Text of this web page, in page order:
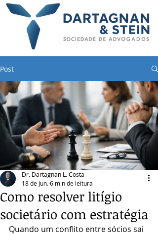
Post
Como resolver litígio
societário com estratégia
Dr. Dartagnan L. Costa
18 de jun.6 min de leitura
Quando um conflito entre sócios sai